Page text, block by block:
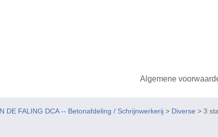
Algemene
DE FALING DCA -- Betonafdeling / Schrijnwerkerij > Diverse > 3